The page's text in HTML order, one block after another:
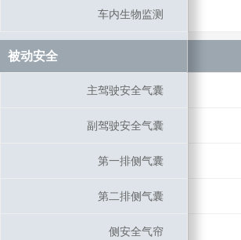
车内生物监测
被动安全
主驾驶安全气囊
副驾驶安全气囊
第一排侧气囊
第二排侧气囊
侧安全气帘
车内生物监测
被动安全
主驾驶安全气囊
副驾驶安全气囊
第一排侧气囊
第二排侧气囊
侧安全气帘